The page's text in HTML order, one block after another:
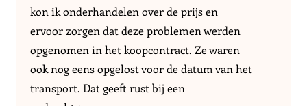
kon ik onderhandelen over de prijs en
ervoor zorgen dat deze problemen werden
opgenomen in het koopcontract. Ze waren
ook nog eens opgelost voor de datum van het
transport. Dat geeft rust bij een